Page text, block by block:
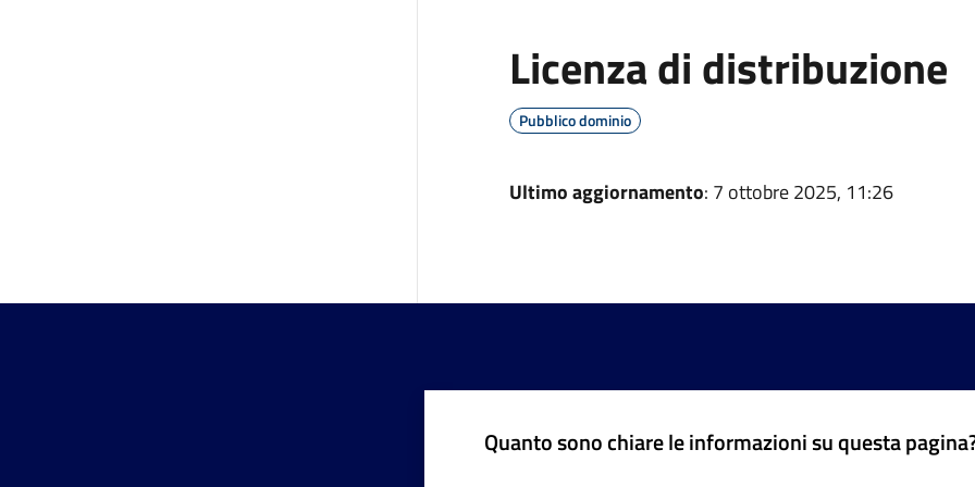
Licenza di distribuzione
Pubblico dominio
Ultimo aggiornamento: 7 ottobre 2025, 11:26
Quanto sono chiare le informazioni su questa